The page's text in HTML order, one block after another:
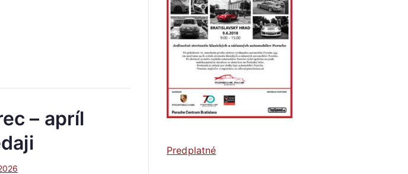
– apríl
Predplatné